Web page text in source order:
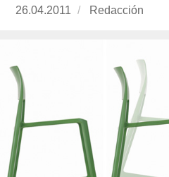
Publicado
26.04.2011 https://
Redacción